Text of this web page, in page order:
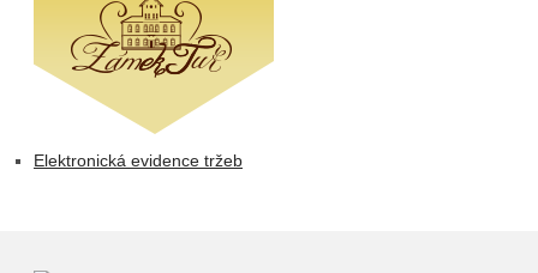
Elektronická evidence tržeb